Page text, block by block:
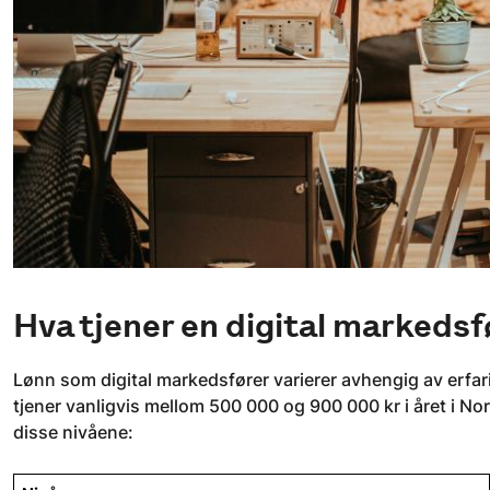
Hva tjener en digital
Lønn som digital markedsfører varierer avhengig av
tjener vanligvis mellom 500 000 og 900 000 kr i året i
disse nivåene: